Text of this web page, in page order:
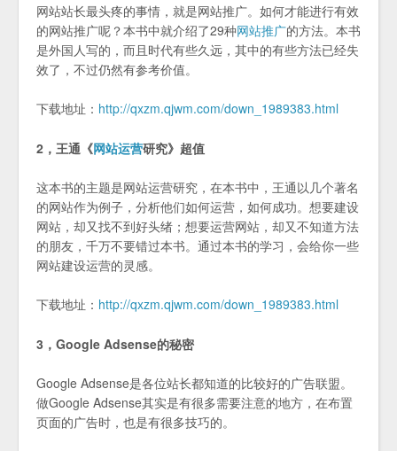
网站站长最头疼的事情，就是网站推广。如何才能进行有效
的网站推广呢？本书中就介绍了29种网站推广的方法。本书
是外国人写的，而且时代有些久远，其中的有些方法已经失
效了，不过仍然有参考价值。
下载地址： http://qxzm.qjwm.com/down_1989383.html
2，王通《网站运营研究》超值
这本书的主题是网站运营研究，在本书中，王通以几个著名
的网站作为例子，分析他们如何运营，如何成功。想要建设
网站，却又找不到好头绪；想要运营网站，却又不知道方法
的朋友，千万不要错过本书。通过本书的学习，会给你一些
网站建设运营的灵感。
下载地址： http://qxzm.qjwm.com/down_1989383.html
3，Google Adsense的秘密
Google Adsense是各位站长都知道的比较好的广告联盟。
做Google Adsense其实是有很多需要注意的地方，在布置
页面的广告时，也是有很多技巧的。